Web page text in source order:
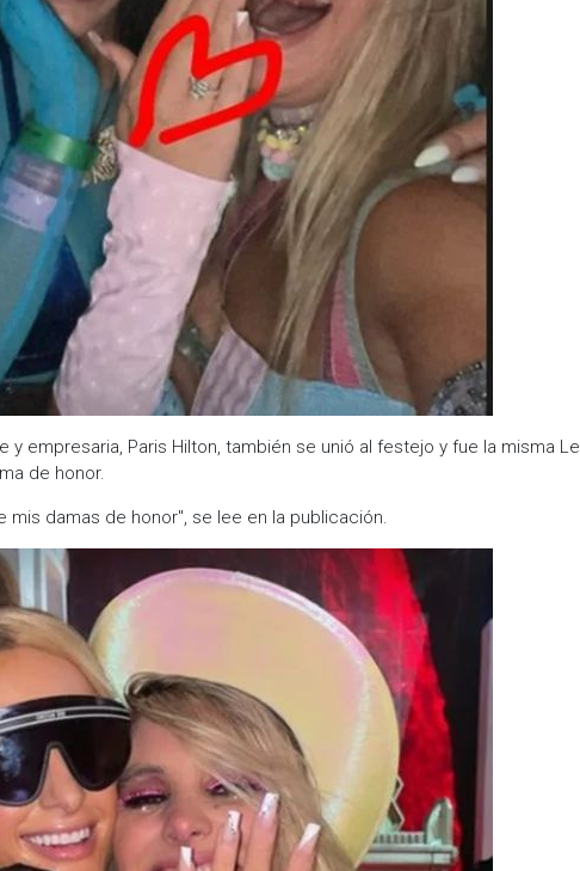
y empresaria, Paris Hilton, también se unió al festejo y fue la misma
de honor.
mis damas de honor", se lee en la publicación.